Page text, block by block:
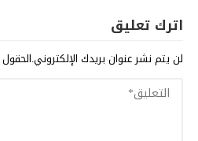
اترك تعليق
لن يتم نشر عنوان بريدك الإلكتروني.الحقول